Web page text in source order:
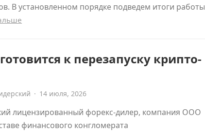
В установленном порядке подведем итоги работы
к перезапуску крипто-
· 14 июля, 2026
лицензированный форекс-дилер, компания ООО
финансового конгломерата